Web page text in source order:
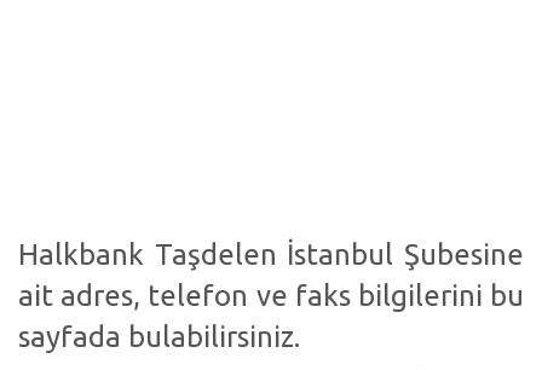
Halkbank Taşdelen İstanbul Şubesine
ait adres, telefon ve faks bilgilerini bu
sayfada bulabilirsiniz.